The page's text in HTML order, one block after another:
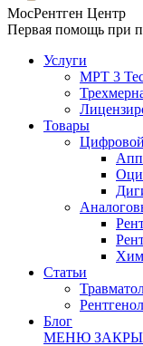
МосРентген Центр
Первая помощь при
Услуги
МРТ 3
Товары
Статьи
Блог
МЕНЮ